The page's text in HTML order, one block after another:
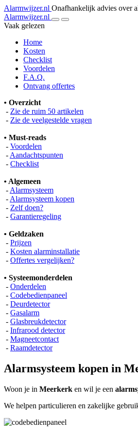
Alarmwijzer.nl Onafhankelijk advies over
Alarmwijzer.nl
Vaak gelezen
Home
Kosten
Checklist
Voordelen
F.A.Q.
Ontvang offertes
• Overzicht
- Zie de ruim 50 artikelen
- Zie de veelgestelde vragen
• Must-reads
- Voordelen
- Aandachtspunten
- Checklist
• Algemeen
- Alarmsysteem
- Alarmsysteem kopen
- Zelf doen?
- Garantieregeling
• Geldzaken
- Prijzen
- Kosten alarminstallatie
- Offertes vergelijken?
• Systeemonderdelen
- Onderdelen
- Codebedienpaneel
- Deurdetector
- Gasalarm
- Glasbreukdetector
- Infrarood detector
- Magneetcontact
- Raamdetector
Alarmsysteem kopen in
Woon je in Meerkerk en wil je een
We helpen particulieren en zakelijke